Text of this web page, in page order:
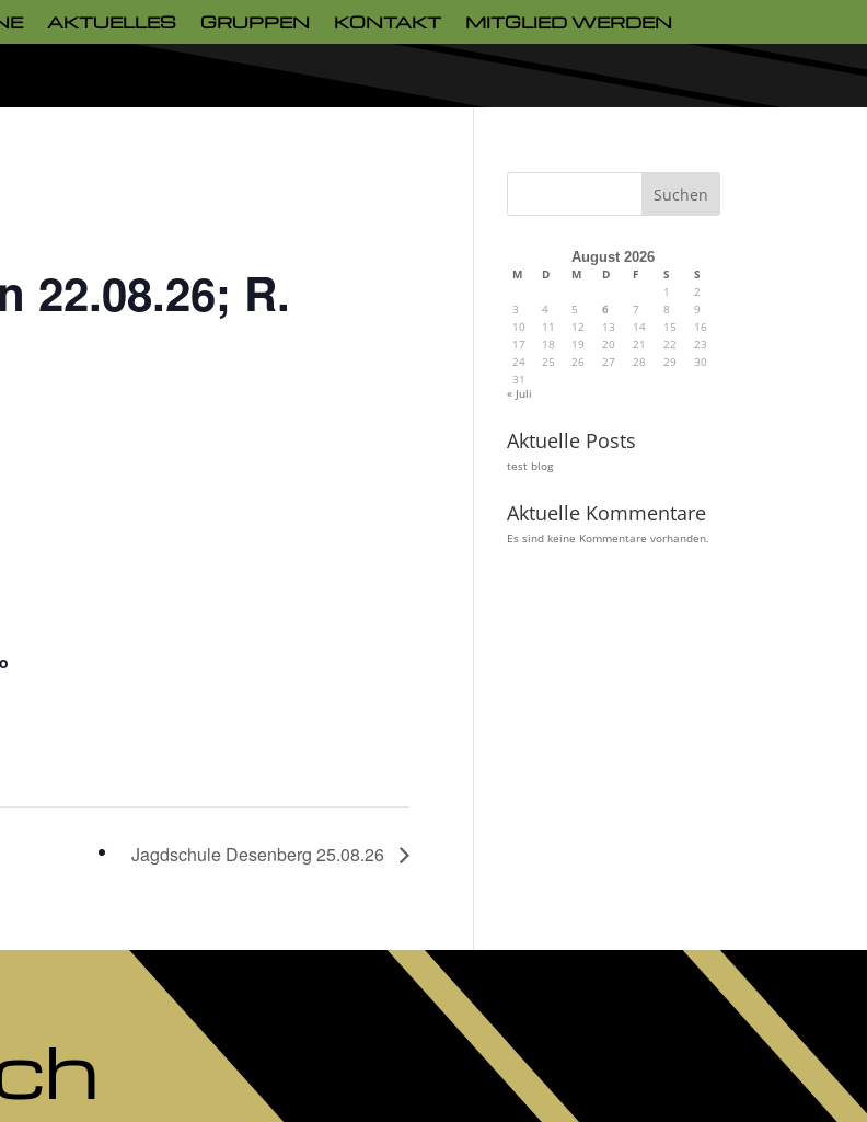
AKTUELLES GRUPPEN KONTAKT MITGLIED WERDEN
22.08.26; R.
Jagdschule Desenberg 25.08.26
Suchen
August 2026
M D M D F S
S
1
2
3
4 5 6 7 8
9
10
11 12 13 14 15
16
17
18 19 20 21 22
23
24
25 26 27 28 29
30
31
« Juli
Aktuelle Posts
test blog
Aktuelle Kommentare
Es sind keine Kommentare vorhanden.